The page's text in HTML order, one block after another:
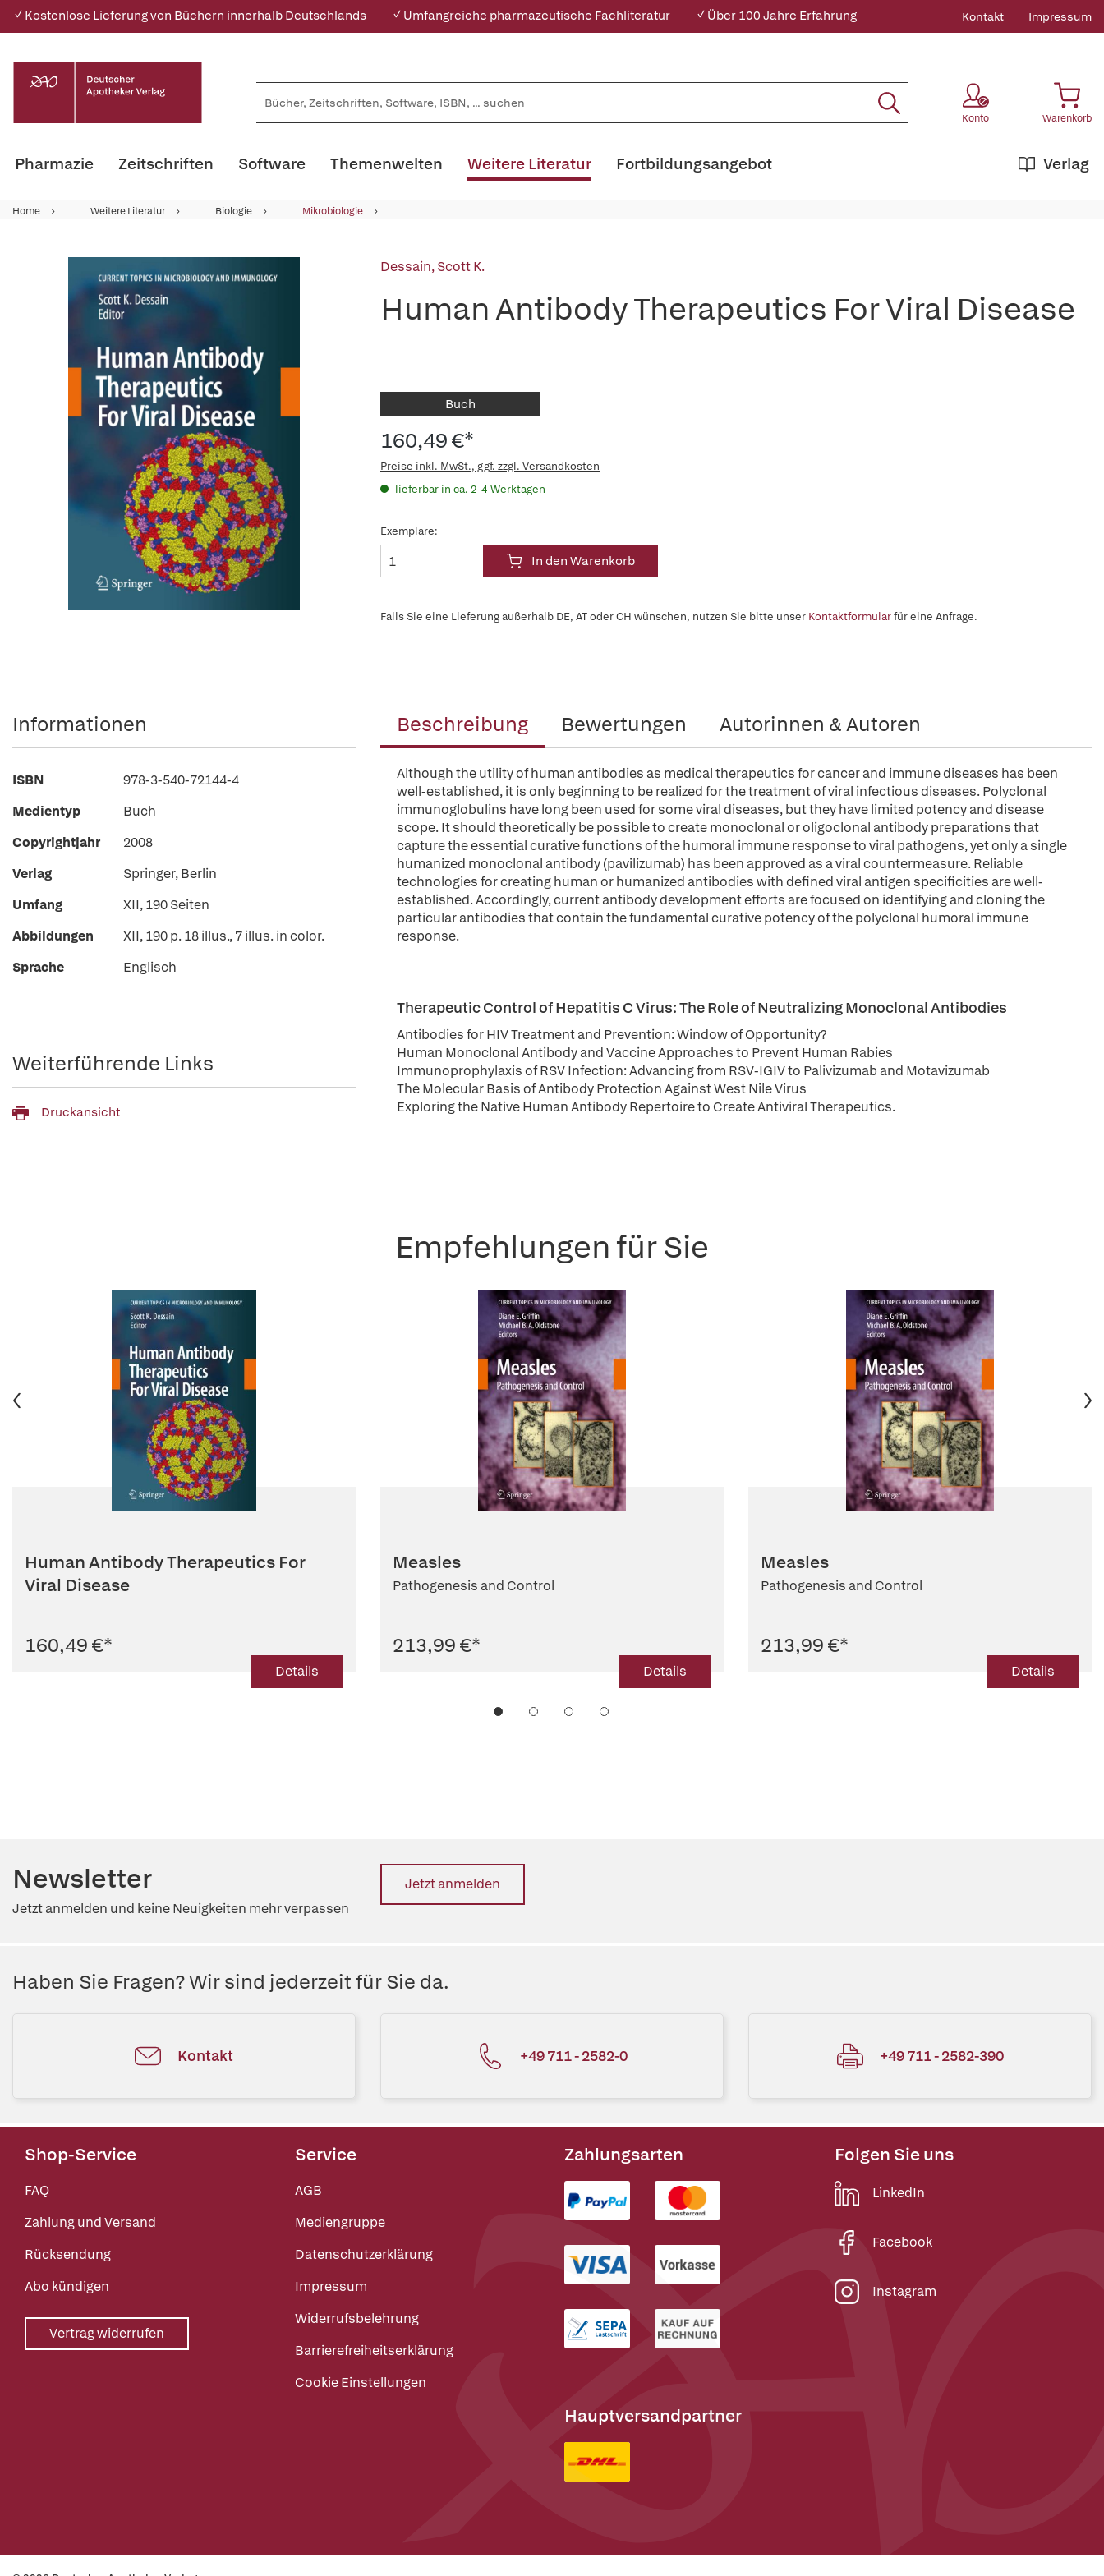
✓ Kostenlose Lieferung von Büchern innerhalb Deutschlands ✓ Umfangreiche pharmazeutische Fachliteratur ✓ Über 100 Jahre Erfahrung Kontakt Impressum
Konto Warenkorb
Pharmazie Zeitschriften Software Themenwelten Weitere Literatur Verlag
Fortbildungsangebot
Home Weitere Literatur Biologie Mikrobiologie
Dessain, Scott K.
Human Antibody Therapeutics For Viral Disease
Buch
160,49 €*
Preise inkl. MwSt., ggf. zzgl. Versandkosten
lieferbar in ca. 2-4 Werktagen
Exemplare:
In den Warenkorb
Falls Sie eine Lieferung außerhalb DE, AT oder CH wünschen, nutzen Sie bitte unser Kontaktformularfür eine Anfrage.
Beschreibung Bewertungen Autorinnen & Autoren
Although the utility of human antibodies as medical therapeutics for cancer and immune diseases has been
well-established, it is only beginning to be realized for the treatment of viral infectious diseases. Polyclonal
immunoglobulins have long been used for some viral diseases, but they have limited potency and disease
scope. It should theoretically be possible to create monoclonal or oligoclonal antibody preparations that
capture the essential curative functions of the humoral immune response to viral pathogens, yet only a single
humanized monoclonal antibody (pavilizumab) has been approved as a viral countermeasure. Reliable
technologies for creating human or humanized antibodies with defined viral antigen specificities are well-
established. Accordingly, current antibody development efforts are focused on identifying and cloning the
particular antibodies that contain the fundamental curative potency of the polyclonal humoral immune
response.
Therapeutic Control of Hepatitis C Virus: The Role of Neutralizing Monoclonal Antibodies
Antibodies for HIV Treatment and Prevention: Window of Opportunity?
Human Monoclonal Antibody and Vaccine Approaches to Prevent Human Rabies
Immunoprophylaxis of RSV Infection: Advancing from RSV-IGIV to Palivizumab and Motavizumab
The Molecular Basis of Antibody Protection Against West Nile Virus
Exploring the Native Human Antibody Repertoire to Create Antiviral Therapeutics.
Informationen
ISBN
978-3-540-72144-4
Medientyp
Buch
Copyrightjahr
2008
Verlag
Springer, Berlin
Umfang
XII, 190 Seiten
Abbildungen
XII, 190 p. 18 illus., 7 illus. in color.
Sprache
Englisch
Weiterführende Links
Druckansicht
Empfehlungen für Sie
Human Antibody Therapeutics For
Viral Disease
160,49 €*
Details
Measles
Pathogenesis and Control
213,99 €*
Details
Measles
Pathogenesis and Control
213,99 €*
Details
Newsletter
Jetzt anmelden und keine Neuigkeiten mehr verpassen
Jetzt anmelden
Haben Sie Fragen? Wir sind jederzeit für Sie da.
Kontakt +49 711 - 2582-0 +49 711 - 2582-390
Shop-Service
FAQ
Zahlung und Versand
Rücksendung
Abo kündigen
Vertrag widerrufen
Service
AGB
Mediengruppe
Datenschutzerklärung
Impressum
Widerrufsbelehrung
Barrierefreiheitserklärung
Cookie Einstellungen
Zahlungsarten
Hauptversandpartner
Folgen Sie uns
LinkedIn
Facebook
Instagram